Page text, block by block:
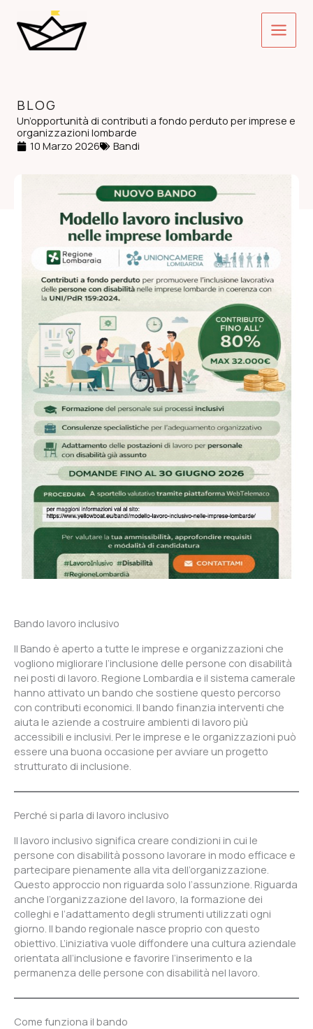
contenuto
Main
Menu
BLOG
Un’opportunità di contributi a fondo perduto per imprese e
organizzazioni lombarde
10 Marzo 2026
Bandi
Bando lavoro inclusivo
Il Bando è aperto a tutte le imprese e organizzazioni che
vogliono migliorare l’inclusione delle persone con disabilità
nei posti di lavoro. Regione Lombardia e il sistema camerale
hanno attivato un bando che sostiene questo percorso
con contributi economici. Il bando finanzia interventi che
aiuta le aziende a costruire ambienti di lavoro più
accessibili e inclusivi. Per le imprese e le organizzazioni può
essere una buona occasione per avviare un progetto
strutturato di inclusione.
Perché si parla di lavoro inclusivo
Il lavoro inclusivo significa creare condizioni in cui le
persone con disabilità possono lavorare in modo efficace e
partecipare pienamente alla vita dell’organizzazione.
Questo approccio non riguarda solo l’assunzione. Riguarda
anche l’organizzazione del lavoro, la formazione dei
colleghi e l’adattamento degli strumenti utilizzati ogni
giorno. Il bando regionale nasce proprio con questo
obiettivo. L’iniziativa vuole diffondere una cultura aziendale
orientata all’inclusione e favorire l’inserimento e la
permanenza delle persone con disabilità nel lavoro.
Come funziona il bando